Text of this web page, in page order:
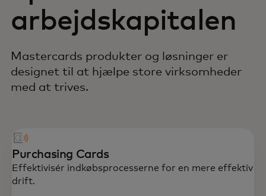
arbejdskapitalen
Mastercards produkter og løsninger er
designet til at hjælpe store virksomheder
med at trives.
Purchasing Cards
Effektivisér indkøbsprocesserne for en mere effektiv
drift.